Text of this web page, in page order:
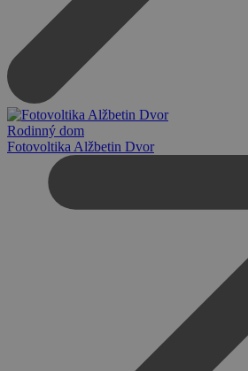
Rodinný dom
Fotovoltika Alžbetin Dvor